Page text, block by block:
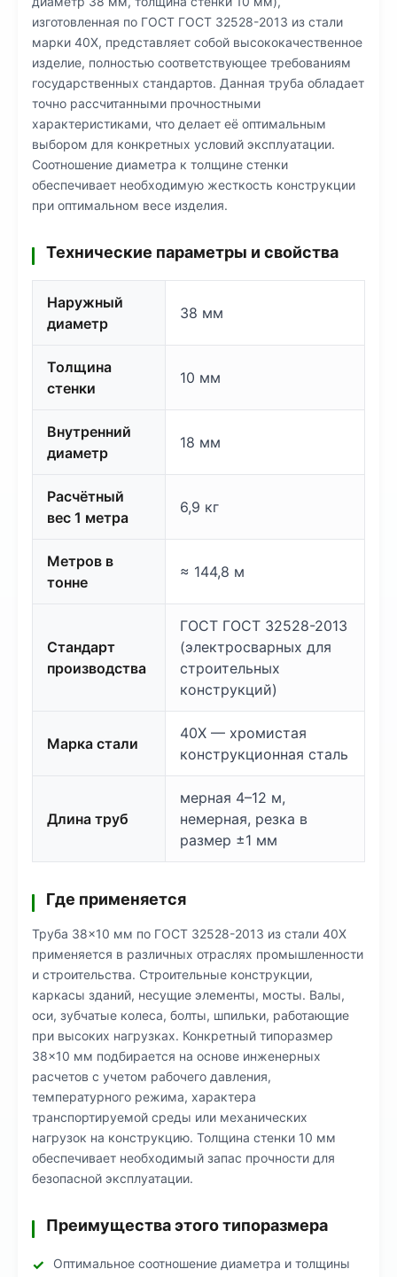
изготовленная по ГОСТ ГОСТ 32528-2013 из стали
марки 40Х, представляет собой высококачественное
изделие, полностью соответствующее требованиям
государственных стандартов. Данная труба обладает
точно рассчитанными прочностными
характеристиками, что делает её оптимальным
выбором для конкретных условий эксплуатации.
Соотношение диаметра к толщине стенки
обеспечивает необходимую жесткость конструкции
при оптимальном весе изделия.
Технические параметры и свойства
Наружный
диаметр
38 мм
Толщина
стенки
10 мм
Внутренний
диаметр
18 мм
Расчётный
вес 1 метра
6,9 кг
Метров в
тонне
≈ 144,8 м
Стандарт
производства
ГОСТ ГОСТ 32528-2013
(электросварных для
строительных
конструкций)
Марка стали
40Х — хромистая
конструкционная сталь
Длина труб
мерная 4–12 м,
немерная, резка в
размер ±1 мм
Где применяется
Труба 38×10 мм по ГОСТ 32528-2013 из стали 40Х
применяется в различных отраслях промышленности
и строительства. Строительные конструкции,
каркасы зданий, несущие элементы, мосты. Валы,
оси, зубчатые колеса, болты, шпильки, работающие
при высоких нагрузках. Конкретный типоразмер
38×10 мм подбирается на основе инженерных
расчетов с учетом рабочего давления,
температурного режима, характера
транспортируемой среды или механических
нагрузок на конструкцию. Толщина стенки 10 мм
обеспечивает необходимый запас прочности для
безопасной эксплуатации.
Преимущества этого типоразмера
Оптимальное соотношение диаметра и толщины